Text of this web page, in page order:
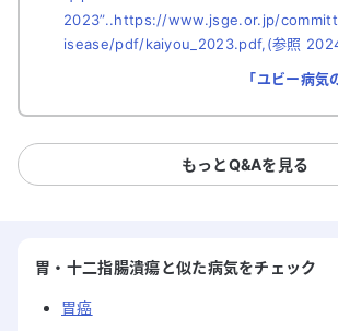
2023”..https://www.jsge.or.jp/
isease/pdf/kaiyou_2023.pdf,(参照
「ユビー病
もっとQ&Aを見る
胃・十二指腸潰瘍と似た病気をチェック
胃癌